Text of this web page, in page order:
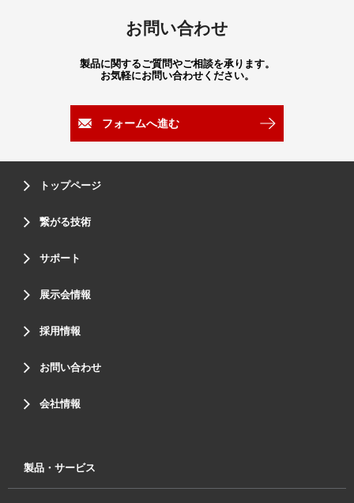
お問い合わせ
製品に関するご質問やご相談を承ります。
お気軽にお問い合わせください。
フォームへ進む
トップページ
繋がる技術
サポート
展示会情報
採用情報
お問い合わせ
会社情報
製品・サービス